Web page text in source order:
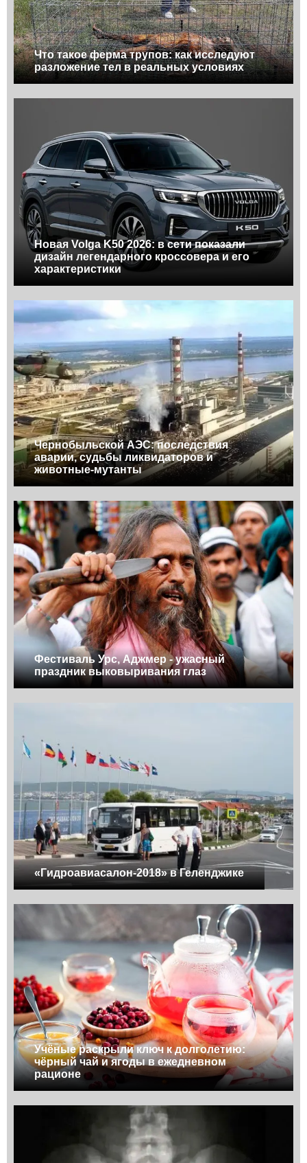
Что такое ферма трупов: как исследуют
разложение тел в реальных условиях
Новая Volga K50 2026: в сети показали
дизайн легендарного кроссовера и его
характеристики
Чернобыльской АЭС: последствия
аварии, судьбы ликвидаторов и
животные-мутанты
Фестиваль Урс, Аджмер - ужасный
праздник выковыривания глаз
«Гидроавиасалон-2018» в Геленджике
Учёные раскрыли ключ к долголетию:
чёрный чай и ягоды в ежедневном
рационе